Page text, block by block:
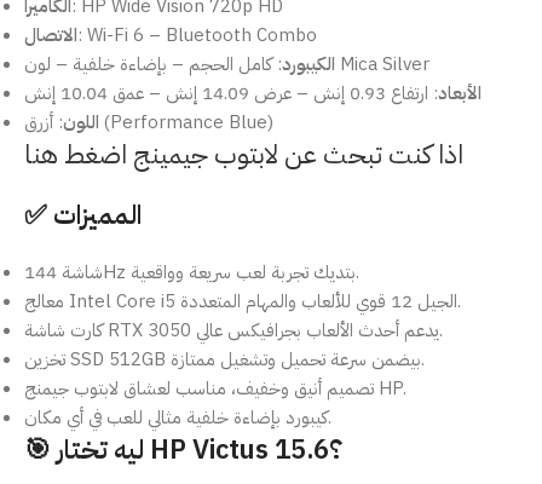
الكاميرا: HP Wide Vision 720p HD
الاتصال: Wi-Fi 6 – Bluetooth Combo
الكيبورد : كامل الحجم – بإضاءة خلفية – لون Mica Silver
الأبعاد: ارتفاع 0.93 إنش – عرض 14.09 إنش – عمق 10.04 إنش
اللون : أزرق (Performance Blue)
✅ المميزات
شاشة 144Hz بتديك تجربة لعب سريعة وواقعية.
معالج Intel Core i5 الجيل 12 قوي للألعاب والمهام المتعددة.
كارت شاشة RTX 3050 يدعم أحدث الألعاب بجرافيكس عالي.
تخزين SSD 512GB بيضمن سرعة تحميل وتشغيل ممتازة.
تصميم أنيق وخفيف، مناسب لعشاق لابتوب جيمنج HP.
كيبورد بإضاءة خلفية مثالي للعب في أي مكان.
🎯 ليه تختار HP Victus 15.6؟